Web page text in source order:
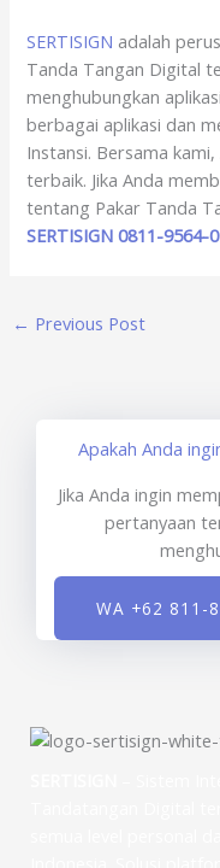
SERTISIGN adalah
Tanda Tangan Digital
menghubungkan
berbagai aplikasi dan
Instansi. Bersama
terbaik. Jika Anda
tentang Pakar Tanda
SERTISIGN 0811-9564-
← Previous Post
Apakah Anda
Jika Anda ingin
pertanyaan
WA +62 811-